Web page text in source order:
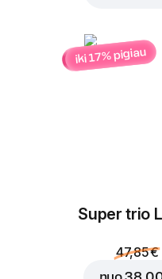
iki 17% pigiau
Super trio
47,85 €